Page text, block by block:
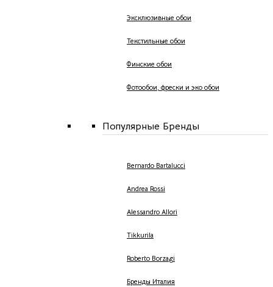
Эксклюзивные обои
Текстильные обои
Финские обои
Фотообои, фрески и эко обои
Популярные Бренды
Bernardo Bartalucci
Andrea Rossi
Alessandro Allori
Tikkurila
Roberto Borzagi
Бренды Италия